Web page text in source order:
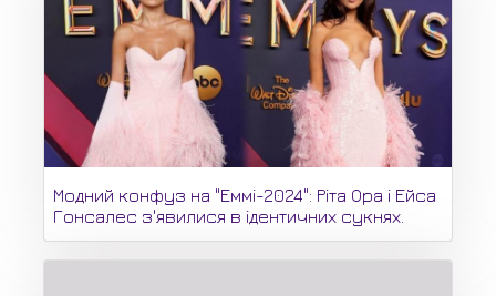
Модний конфуз на "Еммі-2024": Ріта Ора і Ейса
Гонсалес з'явилися в ідентичних сукнях.